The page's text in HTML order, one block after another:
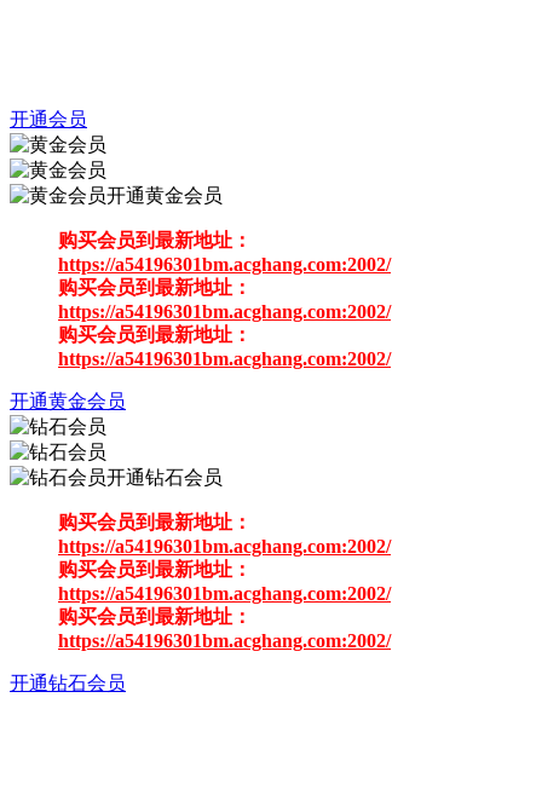
开通会员
开通黄金会员
购买会员到最新地址：
https://a54196301bm.acghang.com:2002/
购买会员到最新地址：
https://a54196301bm.acghang.com:2002/
购买会员到最新地址：
https://a54196301bm.acghang.com:2002/
开通黄金会员
开通钻石会员
购买会员到最新地址：
https://a54196301bm.acghang.com:2002/
购买会员到最新地址：
https://a54196301bm.acghang.com:2002/
购买会员到最新地址：
https://a54196301bm.acghang.com:2002/
开通钻石会员